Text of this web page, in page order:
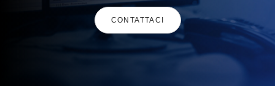
CONTATTACI